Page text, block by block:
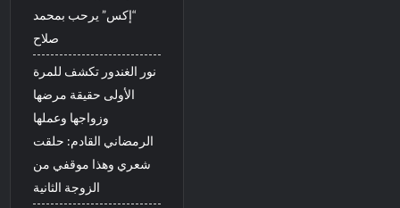
“إكس” يرحب بمحمد
صلاح
نور الغندور تكشف للمرة
الأولى حقيقة مرضها
وزواجها وعملها
الرمضاني القادم: حلقت
شعري وهذا موقفي من
الزوجة الثانية